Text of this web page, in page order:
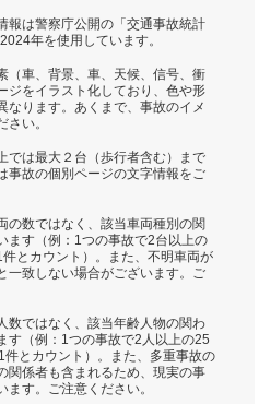
報は警察庁公開の「交通事故統計
年を使用しています。
（車、背景、車、天候、信号、衝
ジをイラスト化しており、色や形
なります。あくまで、事故のイメ
い。
では最大２台（歩行者含む）まで
事故の個別ページの文字情報をご
の数ではなく、該当車両種別の関
ます（例：1つの事故で2台以上の
とカウント）。また、不明車両が
一致しない場合がございます。ご
数ではなく、該当年齢人物の関わ
す（例：1つの事故で2人以上の25
とカウント）。また、多重事故の
関係者も含まれるため、現実の事
す。ご注意ください。